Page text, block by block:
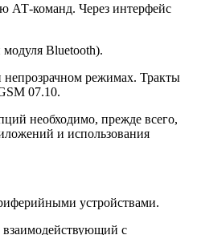
АТ-команд. Через интерфейс
Bluetooth).
режимах. Тракты
07.10.
необходимо, прежде всего,
и использования
устройствами.
взаимодействующий с